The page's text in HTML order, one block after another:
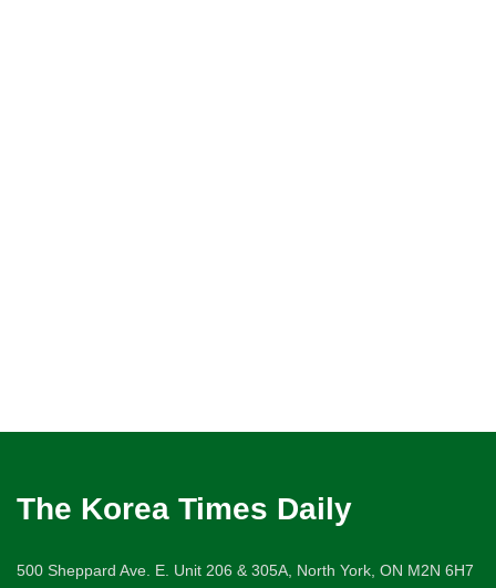
The Korea Times Daily
500 Sheppard Ave. E. Unit 206 & 305A, North York, ON M2N 6H7